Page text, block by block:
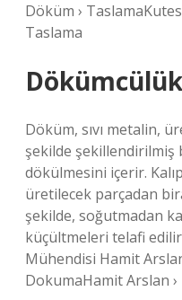
Döküm ›
Taslama
Döküm, sıvı metalin,
şekilde şekillendirilmiş
dökülmesini içerir.
üretilecek parçadan
şekilde, soğutmadan
küçültmeleri telafi
Mühendisi Hamit
DokumaHamit Arslan